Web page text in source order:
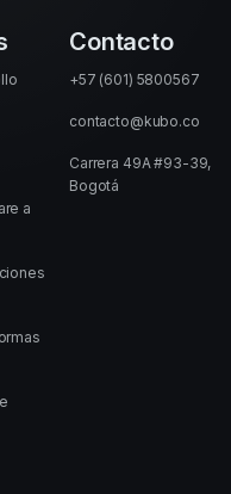
a
Contacto
+57 (601) 5800567
contacto@kubo.co
Carrera 49A #93-39,
Bogotá